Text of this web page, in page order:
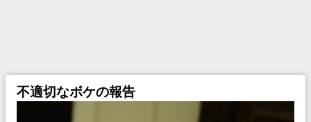
不適切なボケの報告